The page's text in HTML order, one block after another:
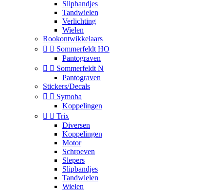
Slipbandjes
Tandwielen
Verlichting
Wielen
Rookontwikkelaars
  Sommerfeldt HO
Pantograven
  Sommerfeldt N
Pantograven
Stickers/Decals
  Symoba
Koppelingen
  Trix
Diversen
Koppelingen
Motor
Schroeven
Slepers
Slipbandjes
Tandwielen
Wielen